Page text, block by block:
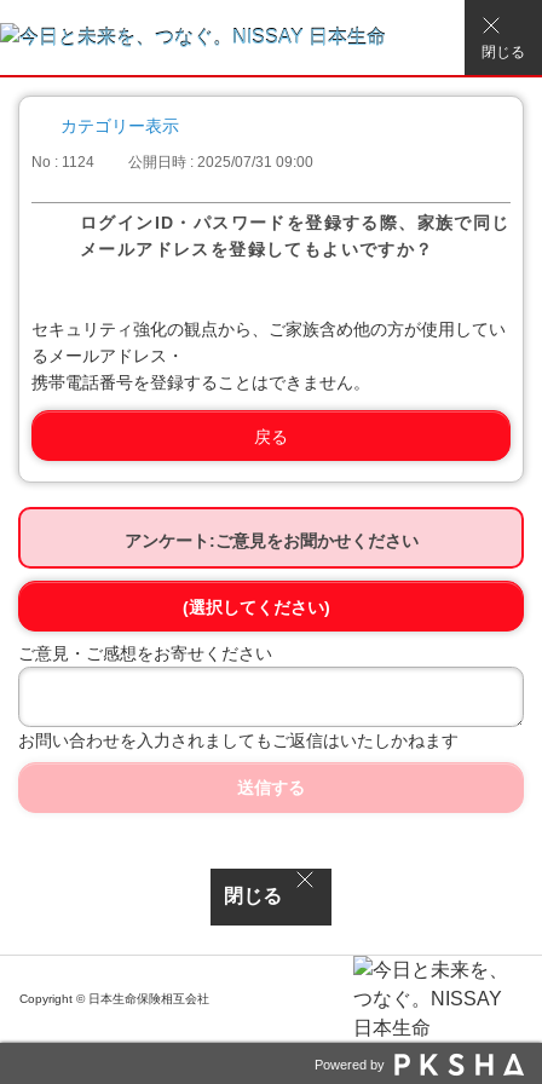
閉じる
カテゴリー表示
No : 1124 公開日時 : 2025/07/31 09:00
ログインID・パスワードを登録する際、家族で同じ
メールアドレスを登録してもよいですか？
セキュリティ強化の観点から、ご家族含め他の方が使用してい
るメールアドレス・
携帯電話番号を登録することはできません。
戻る
アンケート:ご意見をお聞かせください
(選択してください)
ご意見・ご感想をお寄せください
お問い合わせを入力されましてもご返信はいたしかねます
送信する
閉じる
Copyright © 日本生命保険相互会社
Powered by